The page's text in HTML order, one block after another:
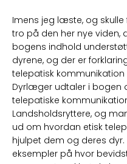
Imens jeg læste, og
tro på den her nye viden,
bogens indhold
dyrene, og der er
telepatisk kommunikation
Dyrlæger udtaler i bogen
telepatiske
Landsholdsryttere, og
ud om hvordan etisk
hjulpet dem og deres
eksempler på hvor